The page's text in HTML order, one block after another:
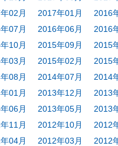
02月 2017年01月 2016
07月 2016年06月 2016
10月 2015年09月 2015
03月 2015年02月 2015
08月 2014年07月 2014
01月 2013年12月 2013
06月 2013年05月 2013
11月 2012年10月 2012
04月 2012年03月 2012